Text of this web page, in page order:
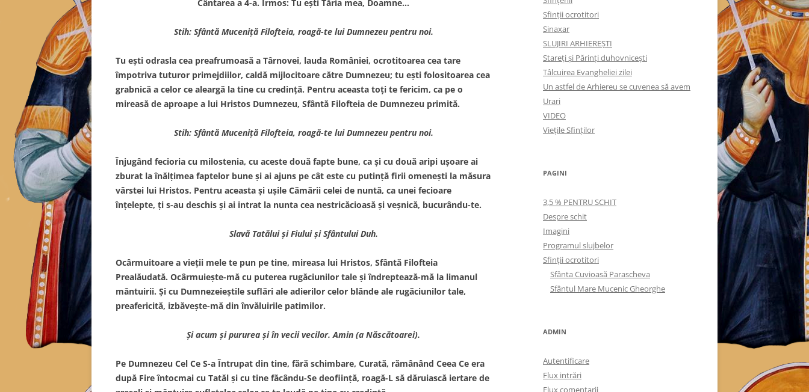
Cântarea a 4-a. Irmos: Tu eşti Tăria mea, Doamne…
Stih: Sfântă Muceniţă Filofteia, roagă-te lui Dumnezeu pentru noi.
Tu eşti odrasla cea preafrumoasă a Târnovei, lauda României, ocrotitoarea cea tare
împotriva tuturor primejdiilor, caldă mijlocitoare către Dumnezeu; tu eşti folositoarea cea
grabnică a celor ce aleargă la tine cu credinţă. Pentru aceasta toţi te fericim, ca pe o
mireasă de aproape a lui Hristos Dumnezeu, Sfântă Filofteia de Dumnezeu primită.
Stih: Sfântă Muceniţă Filofteia, roagă-te lui Dumnezeu pentru noi.
Înjugând fecioria cu milostenia, cu aceste două fapte bune, ca şi cu două aripi uşoare ai
zburat la înălţimea faptelor bune şi ai ajuns pe cât este cu putinţă firii omeneşti la măsura
vârstei lui Hristos. Pentru aceasta şi uşile Cămării celei de nuntă, ca unei fecioare
înţelepte, ţi s-au deschis şi ai intrat la nunta cea nestricăcioasă şi veşnică, bucurându-te.
Slavă Tatălui şi Fiului şi Sfântului Duh.
Ocârmuitoare a vieţii mele te pun pe tine, mireasa lui Hristos, Sfântă Filofteia
Prealăudată. Ocârmuieşte-mă cu puterea rugăciunilor tale şi îndreptează-mă la limanul
mântuirii. Şi cu Dumnezeieştile suflări ale adierilor celor blânde ale rugăciunilor tale,
preafericită, izbăveşte-mă din învăluirile patimilor.
Şi acum şi pururea şi în vecii vecilor. Amin (a Născătoarei).
Pe Dumnezeu Cel Ce S-a Întrupat din tine, fără schimbare, Curată, rămânând Ceea Ce era
după Fire întocmai cu Tatăl şi cu tine făcându-Se deofiinţă, roagă-L să dăruiască iertare de
Sfinții ocrotitori
Sinaxar
SLUJIRI ARHIEREȘTI
Stareți și Părinți duhovnicești
Tâlcuirea Evangheliei zilei
Un astfel de Arhiereu se cuvenea să avem
Urari
VIDEO
Viețile Sfinților
PAGINI
3,5 % PENTRU SCHIT
Despre schit
Imagini
Programul slujbelor
Sfinţii ocrotitori
Sfânta Cuvioasă Parascheva
Sfântul Mare Mucenic Gheorghe
ADMIN
Autentificare
Flux intrări
Flux comentarii